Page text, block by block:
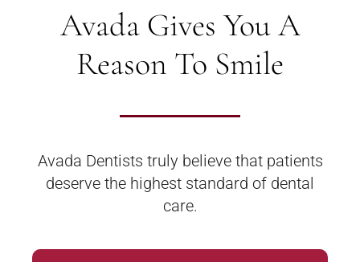
Avada Gives You A
Reason To Smile
Avada Dentists truly believe that patients
deserve the highest standard of dental
care.